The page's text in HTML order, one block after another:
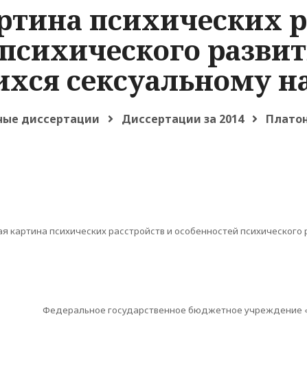
психических
сексуальному
диссертации Диссертации за 2014
картина психических расстройств и особенностей
Федеральное государственное бюджетное учреждение